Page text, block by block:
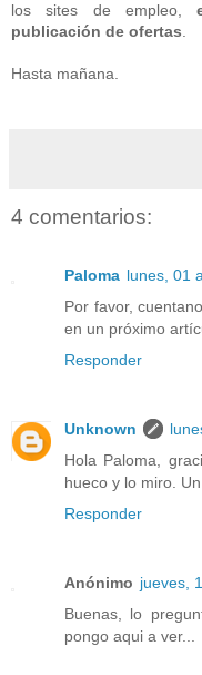
los sites de empleo,
publicación de ofertas.
Hasta mañana.
4 comentarios:
Paloma lunes, 01
Por favor,
en un próximo
Responder
Unknown
Hola Paloma,
hueco y lo miro. Un
Responder
Anónimo jueves,
Buenas, lo
pongo aqui a ver...